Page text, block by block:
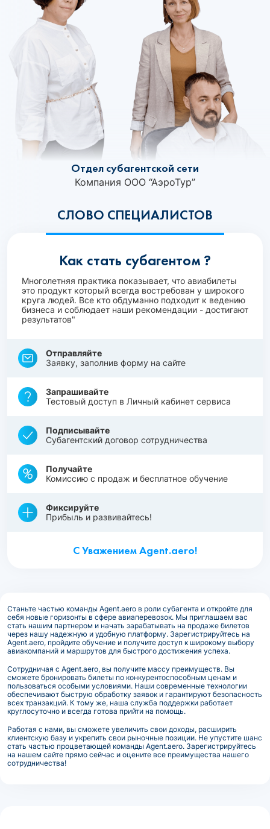
СЛОВО СПЕЦИАЛИСТОВ
Отдел субагентской сети
Компания ООО “АэроТур”
Как стать субагентом ?
Многолетняя практика показывает, что авиабилеты
это продукт который всегда востребован у широкого
круга людей. Все кто обдуманно подходит к ведению
бизнеса и соблюдает наши рекомендации - достигают
результатов"
Отправляйте
Заявку, заполнив форму на сайте
Запрашивайте
Тестовый доступ в Личный кабинет сервиса
Подписывайте
Субагентский договор сотрудничества
Получайте
Комиссию с продаж и бесплатное обучение
Фиксируйте
Прибыль и развивайтесь!
С Уважением Agent.aero!
Станьте частью команды Agent.aero в роли субагента и откройте для
себя новые горизонты в сфере авиаперевозок. Мы приглашаем вас
стать нашим партнером и начать зарабатывать на продаже билетов
через нашу надежную и удобную платформу. Зарегистрируйтесь на
Agent.aero, пройдите обучение и получите доступ к широкому выбору
авиакомпаний и маршрутов для быстрого достижения успеха.
Сотрудничая с Agent.aero, вы получите массу преимуществ. Вы
сможете бронировать билеты по конкурентоспособным ценам и
пользоваться особыми условиями. Наши современные технологии
обеспечивают быструю обработку заявок и гарантируют безопасность
всех транзакций. К тому же, наша служба поддержки работает
круглосуточно и всегда готова прийти на помощь.
Работая с нами, вы сможете увеличить свои доходы, расширить
клиентскую базу и укрепить свои рыночные позиции. Не упустите шанс
стать частью процветающей команды Agent.aero. Зарегистрируйтесь
на нашем сайте прямо сейчас и оцените все преимущества нашего
сотрудничества!